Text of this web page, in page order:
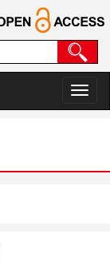
切
换